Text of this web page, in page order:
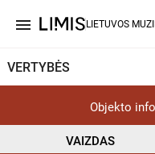
menu LIETUVOS
VERTYBĖS
Objekto
VAIZDAS